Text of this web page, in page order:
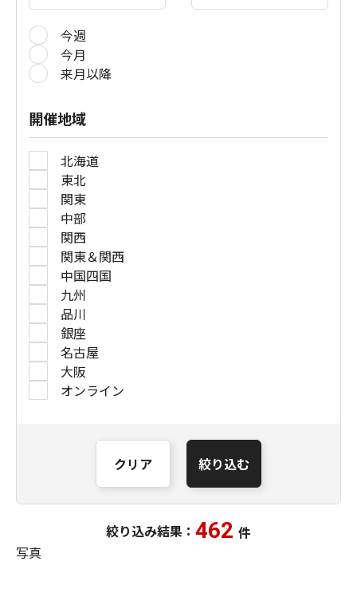
今週
今月
来月以降
開催地域
北海道
東北
関東
中部
関西
関東＆関西
中国四国
九州
品川
銀座
名古屋
大阪
オンライン
クリア 絞り込む
絞り込み結果： 462 件
写真